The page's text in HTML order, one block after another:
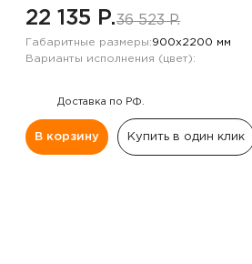
22 135 P.36 523 P.
Габаритные размеры:900х2200 мм
Варианты исполнения (цвет):
Доставка по РФ.
В корзину Купить в один клик